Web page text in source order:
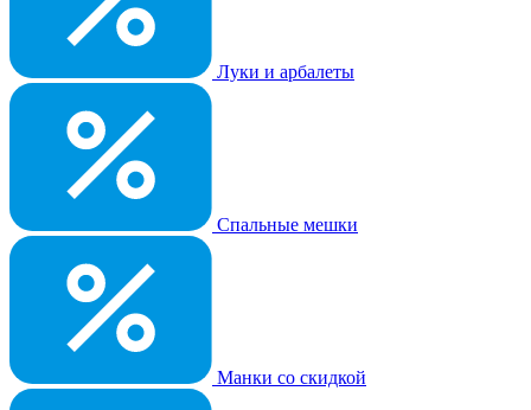
Луки и арбалеты
Спальные мешки
Манки со скидкой